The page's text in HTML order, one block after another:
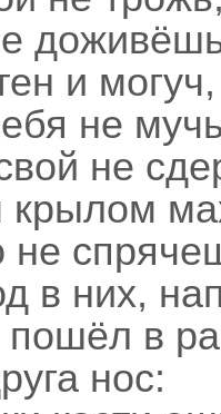
и могуч,
не
не
не
в них,
в
нос: